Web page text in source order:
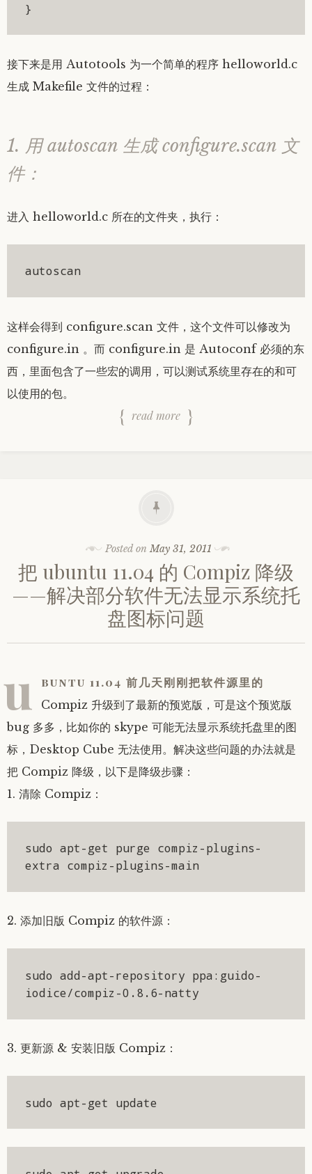
}
接下来是用 Autotools 为一个简单的程序 helloworld.c
生成 Makefile 文件的过程：
1. 用 autoscan 生成 configure.scan 文
件：
进入 helloworld.c 所在的文件夹，执行：
autoscan
这样会得到 configure.scan 文件，这个文件可以修改为
configure.in 。而 configure.in 是 Autoconf 必须的东
西，里面包含了一些宏的调用，可以测试系统里存在的和可
以使用的包。
read more
Posted on May 31, 2011
把 ubuntu 11.04 的 Compiz 降级
——解决部分软件无法显示系统托
盘图标问题
u buntu 11.04 前几天刚刚把软件源里的
Compiz 升级到了最新的预览版，可是这个预览版
bug 多多，比如你的 skype 可能无法显示系统托盘里的图
标，Desktop Cube 无法使用。解决这些问题的办法就是
把 Compiz 降级，以下是降级步骤：
1. 清除 Compiz：
sudo apt-get purge compiz-plugins-
extra compiz-plugins-main
2. 添加旧版 Compiz 的软件源：
sudo add-apt-repository ppa:guido-
iodice/compiz-0.8.6-natty
3. 更新源 & 安装旧版 Compiz：
sudo apt-get update